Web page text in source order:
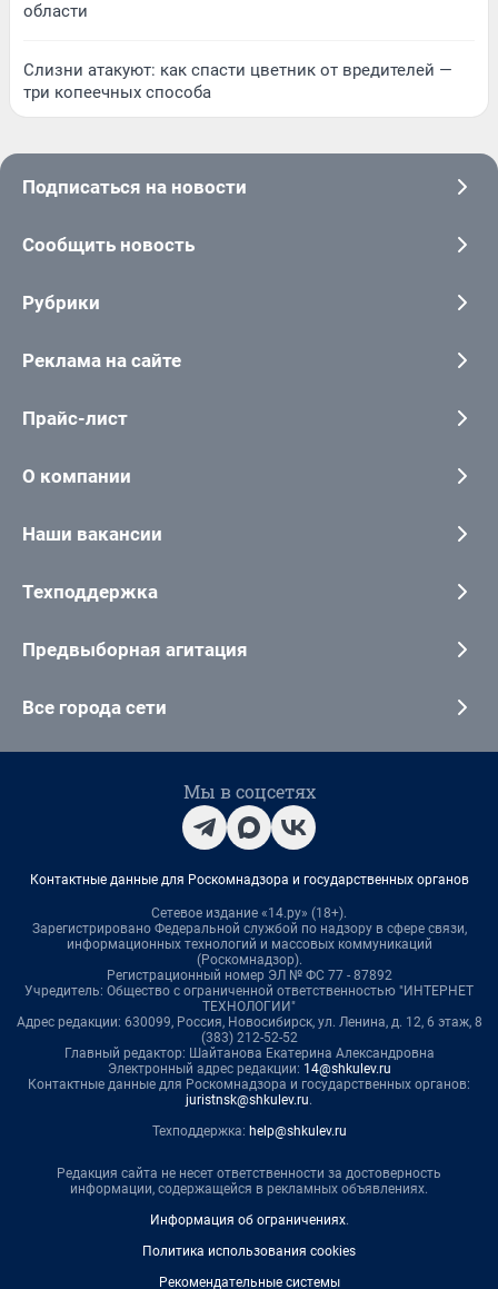
области
Слизни атакуют: как спасти цветник от вредителей —
три копеечных способа
Подписаться на новости
Сообщить новость
Рубрики
Реклама на сайте
Прайс-лист
О компании
Наши вакансии
Техподдержка
Предвыборная агитация
Все города сети
Мы в соцсетях
Контактные данные для Роскомнадзора и государственных органов
Сетевое издание «14.ру» (18+).
Зарегистрировано Федеральной службой по надзору в сфере связи,
информационных технологий и массовых коммуникаций
(Роскомнадзор).
Регистрационный номер ЭЛ № ФС 77 - 87892
Учредитель: Общество с ограниченной ответственностью "ИНТЕРНЕТ
ТЕХНОЛОГИИ"
Адрес редакции: 630099, Россия, Новосибирск, ул. Ленина, д. 12, 6 этаж, 8
(383) 212-52-52
Главный редактор: Шайтанова Екатерина Александровна
Электронный адрес редакции: 14@shkulev.ru
Контактные данные для Роскомнадзора и государственных органов:
juristnsk@shkulev.ru.
Техподдержка: help@shkulev.ru
Редакция сайта не несет ответственности за достоверность
информации, содержащейся в рекламных объявлениях.
Информация об ограничениях.
Политика использования cookies
Рекомендательные системы